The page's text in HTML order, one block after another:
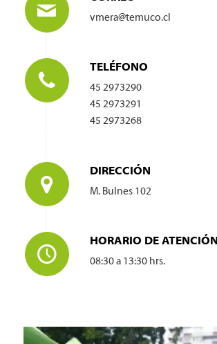
vmera@temuco.cl
TELÉFONO
45 2973290
45 2973291
45 2973268
DIRECCIÓN
M. Bulnes 102
HORARIO DE ATENCIÓN
08:30 a 13:30 hrs.